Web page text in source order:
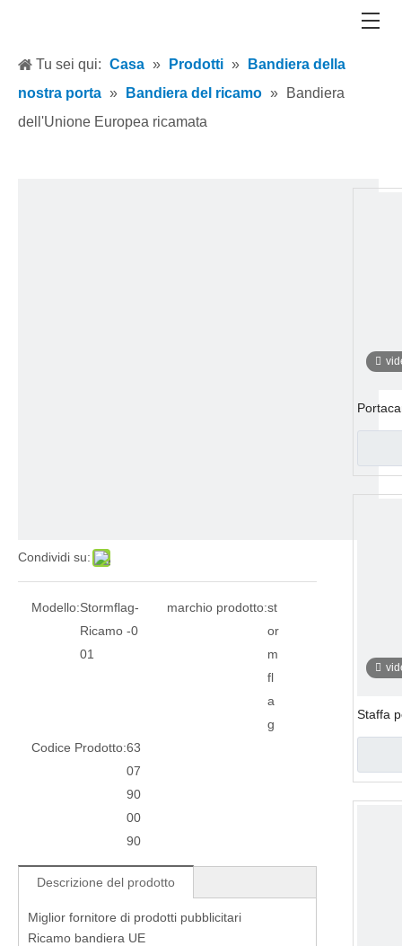
Tu sei qui: Casa » Prodotti »
Bandiera della
nostra porta » Bandiera del ricamo »
Bandiera
dell'Unione Europea ricamata
Condividi su:
Modello:Stormflag-
Ricamo -0
01
marchio prodotto:st
or
m
fl
a
g
Codice Prodotto:63
07
90
00
90
Descrizione del prodotto
Miglior fornitore di prodotti pubblicitari
Ricamo bandiera UE
Staffa